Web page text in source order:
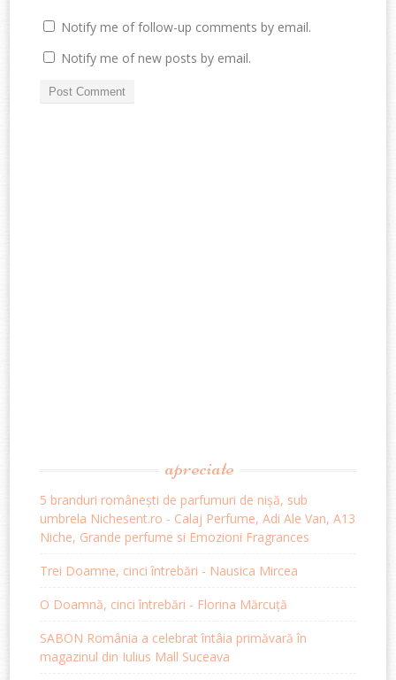
Notify me of follow-up comments by email.
Notify me of new posts by email.
apreciate
5 branduri românești de parfumuri de nișă, sub
umbrela Nichesent.ro - Calaj Perfume, Adi Ale Van, A13
Niche, Grande perfume si Emozioni Fragrances
Trei Doamne, cinci întrebări - Nausica Mircea
O Doamnă, cinci întrebări - Florina Mărcuță
SABON România a celebrat întâia primăvară în
magazinul din Iulius Mall Suceava